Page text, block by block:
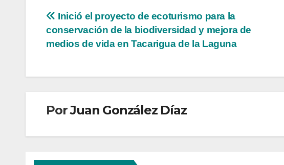
Navegación
de
Inició el proyecto de ecoturismo para la
conservación de la biodiversidad y mejora de
medios de vida en Tacarigua de la Laguna
PorJuan González Díaz